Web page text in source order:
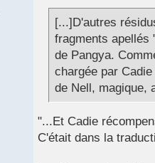
[...]D'autres
fragments apellés
de Pangya.
chargée par
de Nell, magique,
"...Et Cadie
C'était dans la